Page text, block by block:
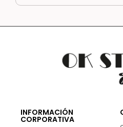
INFORMACIÓN
CORPORATIVA